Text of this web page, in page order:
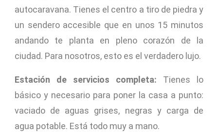
autocaravana. Tienes el centro a tiro de piedra y
un sendero accesible que en unos 15 minutos
andando te planta en pleno corazón de la
ciudad. Para nosotros, esto es el verdadero lujo.
Estación de servicios completa: Tienes lo
básico y necesario para poner la casa a punto:
vaciado de aguas grises, negras y carga de
agua potable. Está todo muy a mano.